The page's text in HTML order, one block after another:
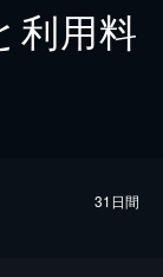
利用料
31日間